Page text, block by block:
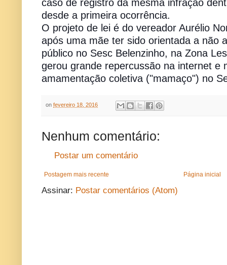
caso de registro da mesma infração
desde a primeira ocorrência.
O projeto de lei é do vereador Aurélio
após uma mãe ter sido orientada a não
público no Sesc Belenzinho, na Zona
gerou grande repercussão na internet e
amamentação coletiva ("mamaço") no
onfevereiro 18, 2016
Nenhum comentário:
Postar um comentário
Postagem mais recente Página inicial
Assinar: Postar comentários (Atom)